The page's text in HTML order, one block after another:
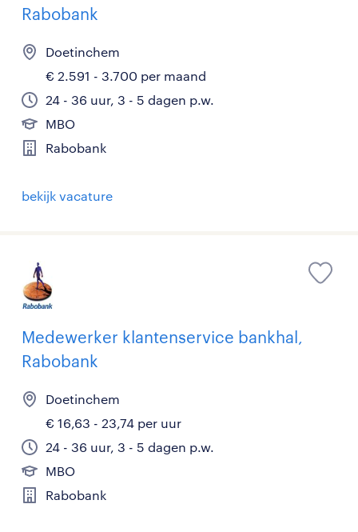
Rabobank
Doetinchem
€ 2.591 - 3.700 per maand
24 - 36 uur, 3 - 5 dagen p.w.
MBO
Rabobank
bekijk vacature
Medewerker klantenservice bankhal,
Rabobank
Doetinchem
€ 16,63 - 23,74 per uur
24 - 36 uur, 3 - 5 dagen p.w.
MBO
Rabobank